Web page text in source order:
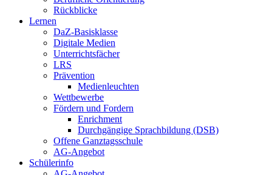
Rückblicke
Lernen
DaZ-Basisklasse
Digitale Medien
Unterrichtsfächer
LRS
Prävention
Medienleuchten
Wettbewerbe
Fördern und Fordern
Enrichment
Durchgängige Sprachbildung (DSB)
Offene Ganztagsschule
AG-Angebot
Schülerinfo